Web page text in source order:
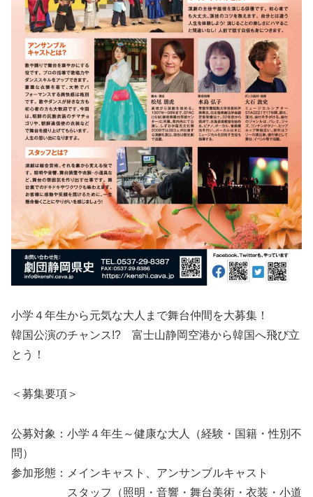
小学４年生から元気な大人まで舞台仲間を大募集！
韓国公演のチャンス!? 富士山静岡空港から韓国へ飛び立
とう！
＜募集要項＞
公募対象：小学４年生～健康な大人（経験・国籍・性別不
問）
参加形態：メインキャスト、アンサンブルキャスト
スタッフ（照明・音響・舞台美術・衣装・小道